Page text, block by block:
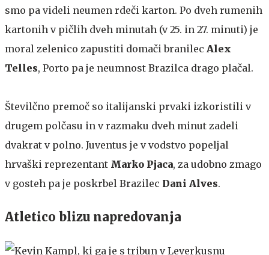
smo pa videli neumen rdeči karton. Po dveh rumenih
kartonih v pičlih dveh minutah (v 25. in 27. minuti) je
moral zelenico zapustiti domači branilec Alex
Telles, Porto pa je neumnost Brazilca drago plačal.
Številčno premoč so italijanski prvaki izkoristili v
drugem polčasu in v razmaku dveh minut zadeli
dvakrat v polno. Juventus je v vodstvo popeljal
hrvaški reprezentant Marko Pjaca, za udobno zmago
v gosteh pa je poskrbel Brazilec Dani Alves.
Atletico blizu napredovanja